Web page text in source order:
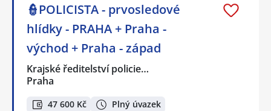
👮POLICISTA - prvosledové
hlídky - PRAHA + Praha -
východ + Praha - západ
Krajské ředitelství policie…
Praha
47 600 Kč
Plný úvazek